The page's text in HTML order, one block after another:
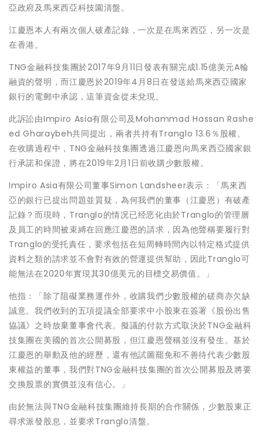
亞政府及馬來西亞科技園清盤。
江慶恩本人有兩次個人破產記錄，一次是在馬來西亞，另一次是
在香港。
TNG金融科技集團於2017年9月11日發表有關完成1.15億美元A輪
融資的聲明，而江慶恩於2019年4月8日在發送給馬來西亞國家
銀行的電郵中承認，這筆資金從未兌現。
此訴訟由Impiro Asia有限公司及Mohammad Hassan Rashe
ed Gharaybeh共同提出，兩者共持有Tranglo 13.6％股權。
在收購過程中，TNG金融科技集團透過江慶恩向馬來西亞國家銀
行承諾和保證，將在2019年2月1日前收購少數股權。
Impiro Asia有限公司董事Simon Landsheer表示：「馬來西
亞的銀行已提出問題並質疑，為何我們的董事（江慶恩）有破產
記錄？而現時，Tranglo的情况已经恶化由於Tranglo的管理層
及員工的時間被束縛在回應江慶恩的請求，因為他聲稱要履行對
Tranglo的受托責任，要求包括在短周轉時間內以特定格式提供
資料之類的請求並不會對有效的營運提供幫助，因此Tranglo可
能無法在2020年實現其30億美元的目標交易價值。」
他指：「除了阻礙業務運作外，收購我們少數股權的磋商亦欠缺
誠意。我們收到的五項提議全部要求中小股東在簽署《股份出售
協議》之時放棄董事會代表。擬議的付款方式取決於TNG金融科
技集團在美國的首次公開募股，但江慶恩聲稱並沒有發生。基於
江慶恩的舉動及他的經歷，還有他試圖罷免和不善待代表少數股
東權益的董事，我們對TNG金融科技集團的首次公開募股及將要
交換股票的實價並沒有信心。」
由於無法與TNG金融科技集團維持長期的合作關係，少數股東正
尋求派發股息，並要求Tranglo清盤。